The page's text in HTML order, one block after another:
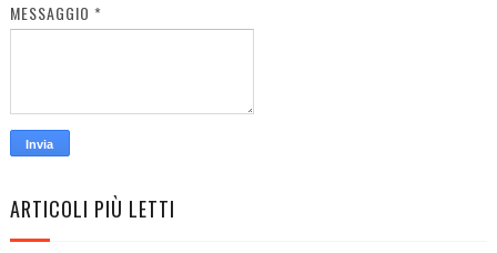
MESSAGGIO *
ARTICOLI PIÙ LETTI